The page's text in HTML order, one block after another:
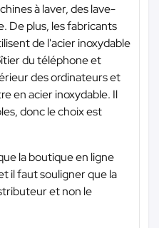
à laver, des lave-
De plus, les fabricants
de l'acier inoxydable
du téléphone et
des ordinateurs et
en acier inoxydable. Il
donc le choix est
la boutique en ligne
il faut souligner que la
et non le